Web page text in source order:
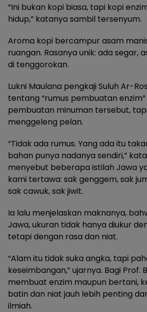
“Ini bukan kopi biasa, tapi kopi
hidup,” katanya sambil tersenyum.
Aroma kopi bercampur asam
ruangan. Rasanya unik: ada segar,
di tenggorokan.
Lukni Maulana pengkaji Suluh Ar-
tentang “rumus pembuatan
pembuatan minuman tersebut, tapi
menggeleng pelan.
“Tidak ada rumus. Yang ada itu
bahan punya nadanya sendiri,”
menyebut beberapa istilah Jawa
kami tertawa: sak genggem, sak
sak cawuk, sak jiwit.
Ia lalu menjelaskan maknanya,
Jawa, ukuran tidak hanya diukur
tetapi dengan rasa dan niat.
“Alam itu tidak suka angka, tapi
keseimbangan,” ujarnya. Bagi Prof.
membuat enzim maupun bertani,
batin dan niat jauh lebih penting
ilmiah.